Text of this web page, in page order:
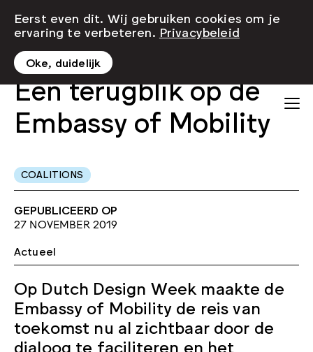
Een terugblik op de
Embassy of Mobility
COALITIONS
GEPUBLICEERD OP
27 NOVEMBER 2019
Actueel
Op Dutch Design Week maakte de
Embassy of Mobility de reis van
toekomst nu al zichtbaar door de
dialoog te faciliteren en het
Eerst even dit. Wij gebruiken cookies om je
ervaring te verbeteren. Privacybeleid
Oke, duidelijk